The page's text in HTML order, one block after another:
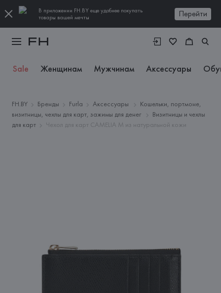
В приложении FH.BY еще удобнее покупать
товары вашей мечты
Перейти
Sale Женщинам Мужчинам Аксессуары
FH.BY Бренды Furla Аксессуары
Кошельки, портмоне,
визитницы, чехлы для карт, зажимы для денег
Визитницы и чехлы
для карт
Чехол для карт CAMELIA M из натуральной кожи